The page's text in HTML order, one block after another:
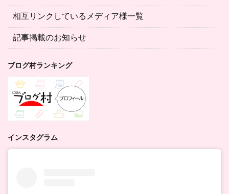
相互リンクしているメディア様一覧
記事掲載のお知らせ
ブログ村ランキング
インスタグラム